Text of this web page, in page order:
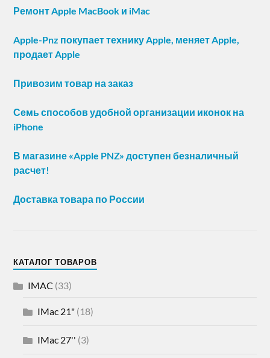
Ремонт Apple MacBook и iMac
Apple-Pnz покупает технику Apple, меняет Apple,
продает Apple
Привозим товар на заказ
Семь способов удобной организации иконок на
iPhone
В магазине «Apple PNZ» доступен безналичный
расчет!
Доставка товара по России
КАТАЛОГ ТОВАРОВ
IMAC (33)
IMac 21" (18)
IMac 27'' (3)